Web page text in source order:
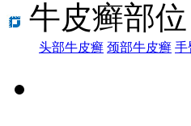
牛皮癣部位
头部牛皮癣 颈部牛皮癣 手